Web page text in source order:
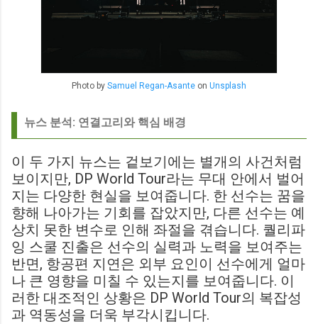
Photo by Samuel Regan-Asante on Unsplash
뉴스 분석: 연결고리와 핵심 배경
이 두 가지 뉴스는 겉보기에는 별개의 사건처럼
보이지만, DP World Tour라는 무대 안에서 벌어
지는 다양한 현실을 보여줍니다. 한 선수는 꿈을
향해 나아가는 기회를 잡았지만, 다른 선수는 예
상치 못한 변수로 인해 좌절을 겪습니다. 퀄리파
잉 스쿨 진출은 선수의 실력과 노력을 보여주는
반면, 항공편 지연은 외부 요인이 선수에게 얼마
나 큰 영향을 미칠 수 있는지를 보여줍니다. 이
러한 대조적인 상황은 DP World Tour의 복잡성
과 역동성을 더욱 부각시킵니다.